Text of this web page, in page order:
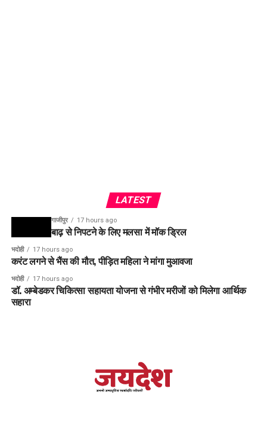
LATEST
गाजीपुर 17 hours ago
बाढ़ से निपटने के लिए मलसा में मॉक ड्रिल
भदोही 17 hours ago
करंट लगने से भैंस की मौत, पीड़ित महिला ने मांगा मुआवजा
भदोही 17 hours ago
डॉ. अम्बेडकर चिकित्सा सहायता योजना से गंभीर मरीजों को मिलेगा आर्थिक
सहारा